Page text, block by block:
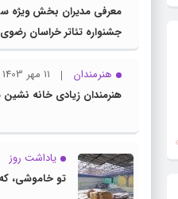
معرفی مدیران بخش ویژه
جشنواره تئاتر خراسان رضوی
هنرمندان
11 مهر 1403
هنرمندان زیادی خانه
یاداشت روز
تو خاموشی،